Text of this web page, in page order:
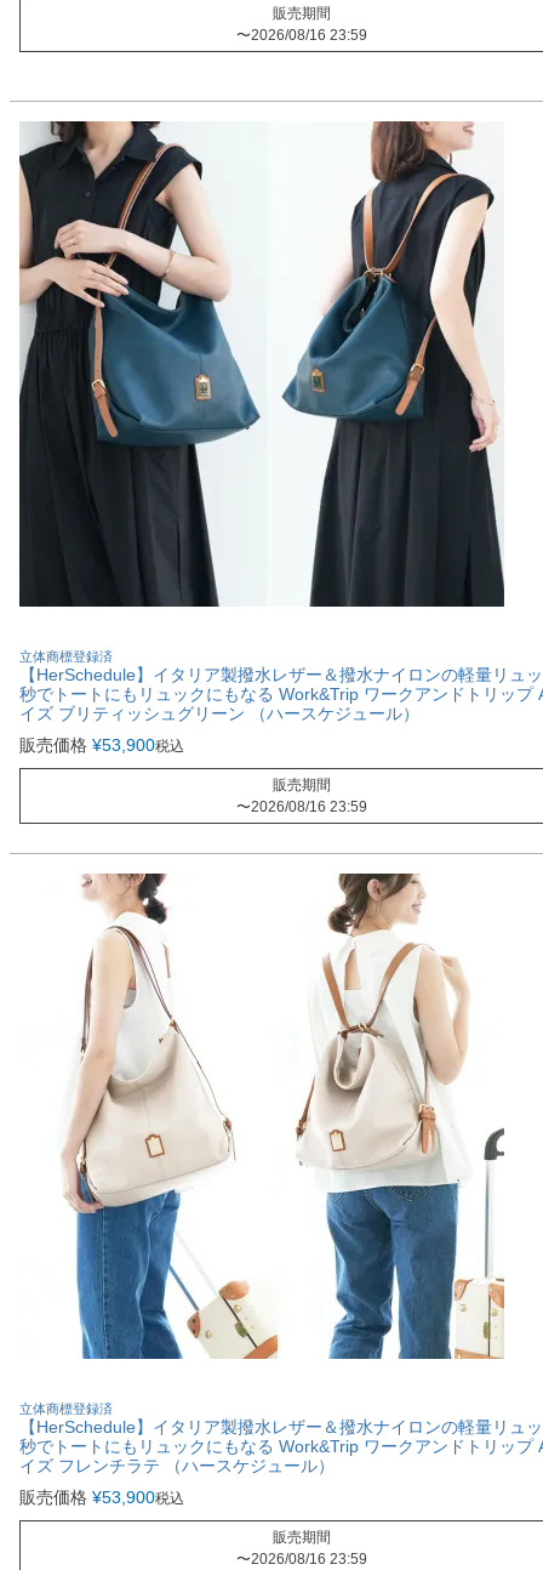
販売期間
〜2026/08/16 23:59
立体商標登録済
【HerSchedule】イタリア製撥水レザー＆撥水ナイロンの軽量リュ
秒でトートにもリュックにもなる Work&Trip ワークアンドトリップ
イズ ブリティッシュグリーン （ハースケジュール）
販売価格 ¥53,900税込
販売期間
〜2026/08/16 23:59
立体商標登録済
【HerSchedule】イタリア製撥水レザー＆撥水ナイロンの軽量リュ
秒でトートにもリュックにもなる Work&Trip ワークアンドトリップ
イズ フレンチラテ （ハースケジュール）
販売価格 ¥53,900税込
販売期間
〜2026/08/16 23:59